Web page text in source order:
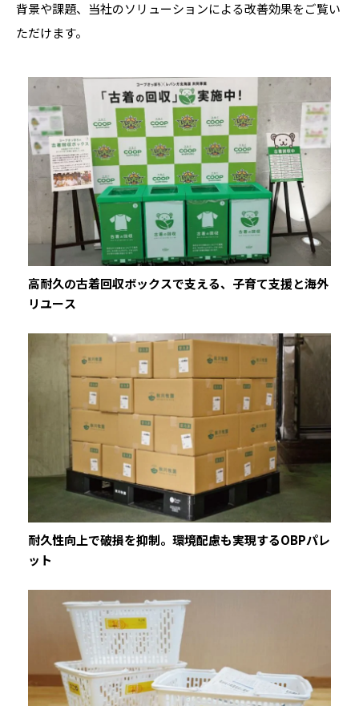
背景や課題、当社のソリューションによる改善効果をご覧い
ただけます。
高耐久の古着回収ボックスで支える、子育て支援と海外
リユース
耐久性向上で破損を抑制。環境配慮も実現するOBPパレ
ット